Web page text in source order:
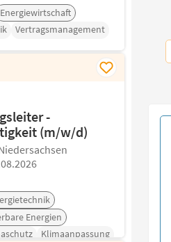
Energiewirtschaft
Vertragsmanagement
-
(m/w/d)
Energien
Klimaanpassung